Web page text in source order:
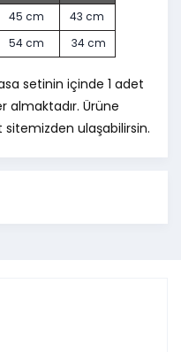
45 cm
43 cm
54 cm 34 cm
setinin içinde 1 adet
almaktadır. Ürüne
ulaşabilirsin.